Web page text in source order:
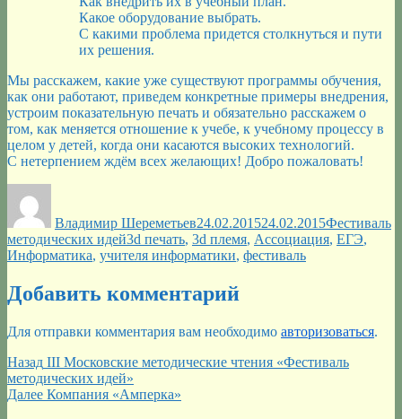
Какое оборудование выбрать.
С какими проблема придется столкнуться и пути
их решения.
Мы расскажем, какие уже существуют программы обучения,
как они работают, приведем конкретные примеры внедрения,
устроим показательную печать и обязательно расскажем о
том, как меняется отношение к учебе, к учебному процессу в
целом у детей, когда они касаются высоких технологий.
С нетерпением ждём всех желающих! Добро пожаловать!
Владимир Шереметьев24.02.201524.02.2015Фестиваль
методических идейМетки
3d печать, 3d племя, Ассоциация, ЕГЭ,
Информатика, учителя информатики, фестиваль
Добавить комментарий
Для отправки комментария вам необходимо авторизоваться.
Навигация
по
Назад Предыдущая
запись:
III Московские методические чтения «Фестиваль
методических идей»
Далее Следующая
Компания «Амперка»